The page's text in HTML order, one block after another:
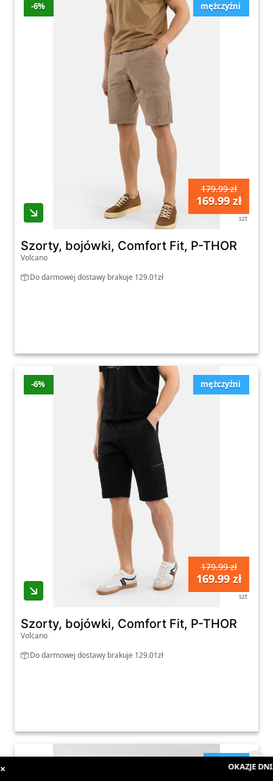
mężczyźni
-6%
179.99 zł
169.99 zł
szt
Szorty, bojówki, Comfort Fit, P-THOR
Volcano
Do darmowej dostawy brakuje 129.01zł
mężczyźni
-6%
179.99 zł
169.99 zł
szt
Szorty, bojówki, Comfort Fit, P-THOR
Volcano
Do darmowej dostawy brakuje 129.01zł
kobiety
× OKAZJE DNIA: